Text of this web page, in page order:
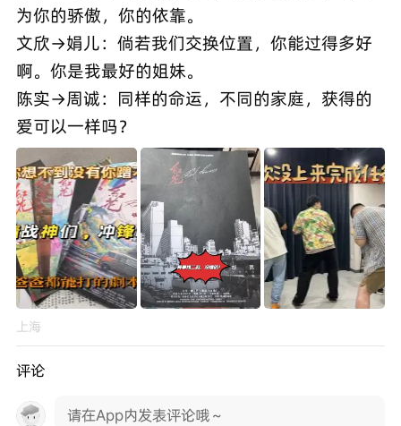
为你的骄傲，你的依靠。
文欣→娟儿：倘若我们交换位置，你能过得多好
啊。你是我最好的姐妹。
陈实→周诚：同样的命运，不同的家庭，获得的
爱可以一样吗？
上海
评论
请在App内发表评论哦～